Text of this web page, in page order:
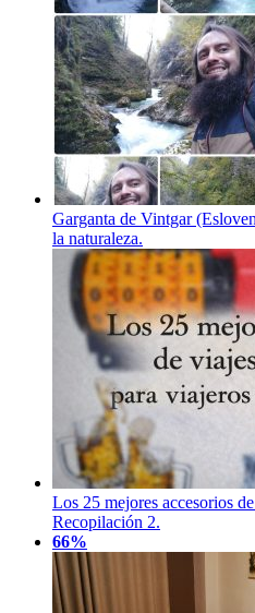
Garganta de Vintgar
la naturaleza.
Los 25 mejores accesorios
Recopilación 2.
66%